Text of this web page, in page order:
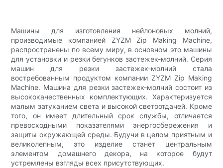
Машины для изготовления нейлоновых молний,
производимые компанией ZYZM Zip Making Machine,
распространены по всему миру, в основном это машины
для установки и резки бегунков застежек-молний. Серия
машин для резки застежек-молний стала
востребованным продуктом компании ZYZM Zip Making
Machine. Машина для резки застежек-молний состоит из
высококачественных комплектующих. Характеризуется
малым затуханием света и высокой светоотдачей. Кроме
того, он имеет длительный срок службы, отличается
превосходными показателями энергосбережения и
защиты окружающей среды. Будучи в целом приятным и
великолепным, это изделие станет центральным
элементом домашнего декора, на которое будут
устремлены взгляды всех присутствующих.